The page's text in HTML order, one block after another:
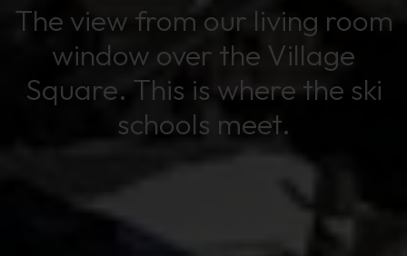
The view from our living room
window over the Village
Square. This is where the ski
schools meet.